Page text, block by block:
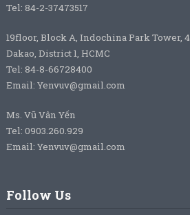
Tel: 84-2-37473517
19floor, Block A, Indochina Park Tower,
Dakao, District 1, HCMC
Tel: 84-8-66728400
Email: Yenvuv@gmail.com
Ms. Vũ Vân Yến
Tel: 0903.260.929
Email: Yenvuv@gmail.com
Follow Us